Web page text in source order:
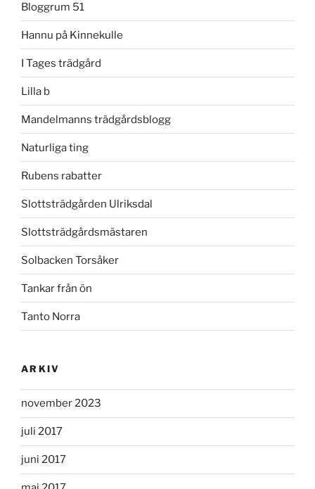
Bloggrum 51
Hannu på Kinnekulle
I Tages trädgård
Lilla b
Mandelmanns trädgårdsblogg
Naturliga ting
Rubens rabatter
Slottsträdgården Ulriksdal
Slottsträdgårdsmästaren
Solbacken Torsåker
Tankar från ön
Tanto Norra
ARKIV
november 2023
juli 2017
juni 2017